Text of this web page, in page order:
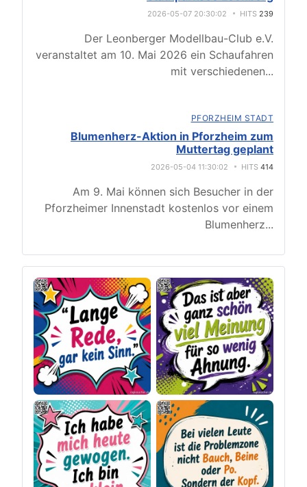
2026-05-07 20:30:02 HITS 239
Der Leonberger Modellbau-Club e.V.
veranstaltet am 10. Mai 2026 ein Schaufahren
mit verschiedenen...
PFORZHEIM STADT
Blumenherz-Aktion in Pforzheim zum
Muttertag geplant
2026-05-04 11:30:02 HITS 414
Am 9. Mai können sich Besucher in der
Pforzheimer Innenstadt kostenlos vor einem
Blumenherz...